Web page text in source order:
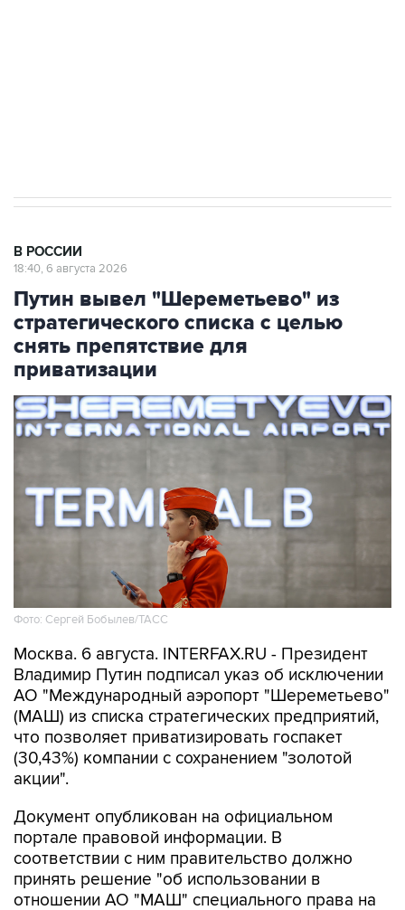
В РОССИИ
18:40, 6 августа 2026
Путин вывел "Шереметьево" из
стратегического списка с целью
снять препятствие для
приватизации
Фото: Сергей Бобылев/ТАСС
Москва. 6 августа. INTERFAX.RU - Президент
Владимир Путин подписал указ об исключении
АО "Международный аэропорт "Шереметьево"
(МАШ) из списка стратегических предприятий,
что позволяет приватизировать госпакет
(30,43%) компании с сохранением "золотой
акции".
Документ опубликован на официальном
портале правовой информации. В
соответствии с ним правительство должно
принять решение "об использовании в
отношении АО "МАШ" специального права на